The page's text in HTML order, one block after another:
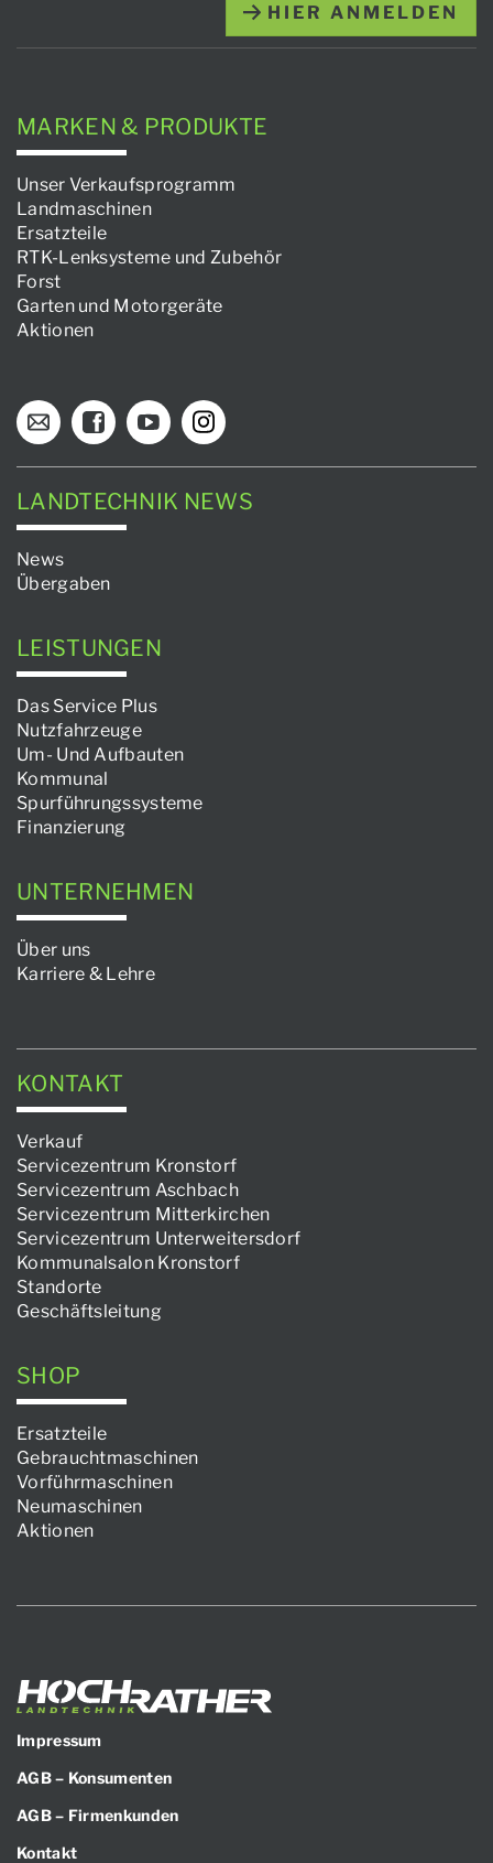
HIER ANMELDEN
MARKEN & PRODUKTE
Unser Verkaufsprogramm
Landmaschinen
Ersatzteile
RTK-Lenksysteme und Zubehör
Forst
Garten und Motorgeräte
Aktionen
LANDTECHNIK NEWS
News
Übergaben
LEISTUNGEN
Das Service Plus
Nutzfahrzeuge
Um- Und Aufbauten
Kommunal
Spurführungssysteme
Finanzierung
UNTERNEHMEN
Über uns
Karriere & Lehre
KONTAKT
Verkauf
Servicezentrum Kronstorf
Servicezentrum Aschbach
Servicezentrum Mitterkirchen
Servicezentrum Unterweitersdorf
Kommunalsalon Kronstorf
Standorte
Geschäftsleitung
SHOP
Ersatzteile
Gebrauchtmaschinen
Vorführmaschinen
Neumaschinen
Aktionen
Impressum
AGB – Konsumenten
AGB – Firmenkunden
Kontakt